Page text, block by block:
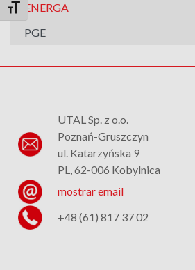
Alternar tamaño de letra
ENERGA
PGE
UTAL Sp. z o.o.
Poznań-Gruszczyn
ul. Katarzyńska 9
PL, 62-006 Kobylnica
mostrar email
+48 (61) 817 37 02